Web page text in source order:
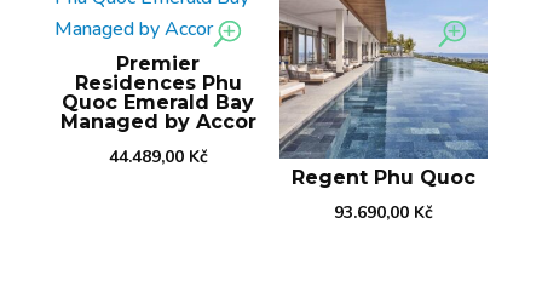
Premier
Residences Phu
Quoc Emerald Bay
Managed by Accor
44.489,00 Kč
Regent Phu Quoc
93.690,00 Kč